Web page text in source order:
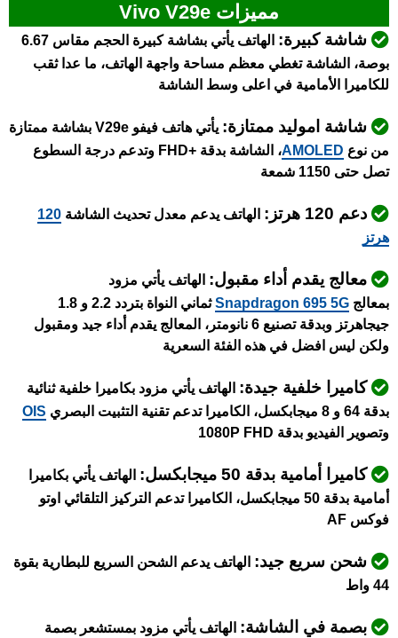
مميزات Vivo V29e
شاشة كبيرة:
الهاتف يأتي بشاشة كبيرة الحجم مقاس 6.67
بوصة، الشاشة تغطي معظم مساحة واجهة الهاتف، ما عدا ثقب
للكاميرا الأمامية في اعلى وسط الشاشة
شاشة اموليد ممتازة:
يأتي هاتف فيفو V29e بشاشة ممتازة
من نوع AMOLED
، الشاشة بدقة +FHD وتدعم درجة السطوع
تصل حتى 1150 شمعة
دعم 120 هرتز: الهاتف يدعم معدل تحديث الشاشة 120
هرتز
معالج يقدم أداء مقبول: الهاتف يأتي مزود
بمعالج Snapdragon 695 5G
ثماني النواة بتردد 2.2 و 1.8
جيجاهرتز وبدقة تصنيع 6 نانومتر، المعالج يقدم أداء جيد ومقبول
ولكن ليس افضل في هذه الفئة السعرية
كاميرا خلفية جيدة: الهاتف يأتي مزود بكاميرا خلفية ثنائية
بدقة 64 و 8 ميجابكسل، الكاميرا تدعم تقنية التثبيت البصري
OIS
وتصوير الفيديو بدقة 1080P FHD
كاميرا أمامية بدقة 50 ميجابكسل:
الهاتف يأتي بكاميرا
أمامية بدقة 50 ميجابكسل، الكاميرا تدعم التركيز التلقائي اوتو
فوكس AF
شحن سريع جيد: الهاتف يدعم الشحن السريع للبطارية بقوة
44 واط
بصمة في الشاشة: الهاتف يأتي مزود بمستشعر بصمة